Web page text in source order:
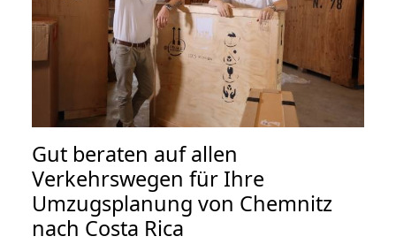
Gut beraten auf allen
Verkehrswegen für Ihre
Umzugsplanung von Chemnitz
nach Costa Rica